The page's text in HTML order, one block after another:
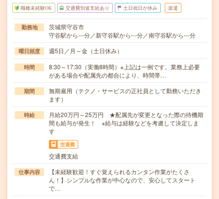
職種未経験OK 交通費別途支給あり 土日祝日が休み 派遣
勤務地
茨城県守谷市
守谷駅から---分／新守谷駅から---分／南守谷駅から---分
曜日頻度 週5日／月～金（土日休み）
時間
8:30～17:30（実働8時間）※上記は一例です。業務上必要
がある場合や配属先の都合により、時間帯…
期間
無期雇用（テクノ・サービスの正社員として勤務いただき
ます）
時給
月給20万円～25万円 ★配属先が変更となった際の待機期
間も給与が発生！ ※給与は経験などを考慮して決定しま
す
交通費
交通費支給
仕事内容
【未経験歓迎！すぐ覚えられるカンタン作業がたくさ
ん！】シンプルな作業が中心なので、安心してスタート
で…